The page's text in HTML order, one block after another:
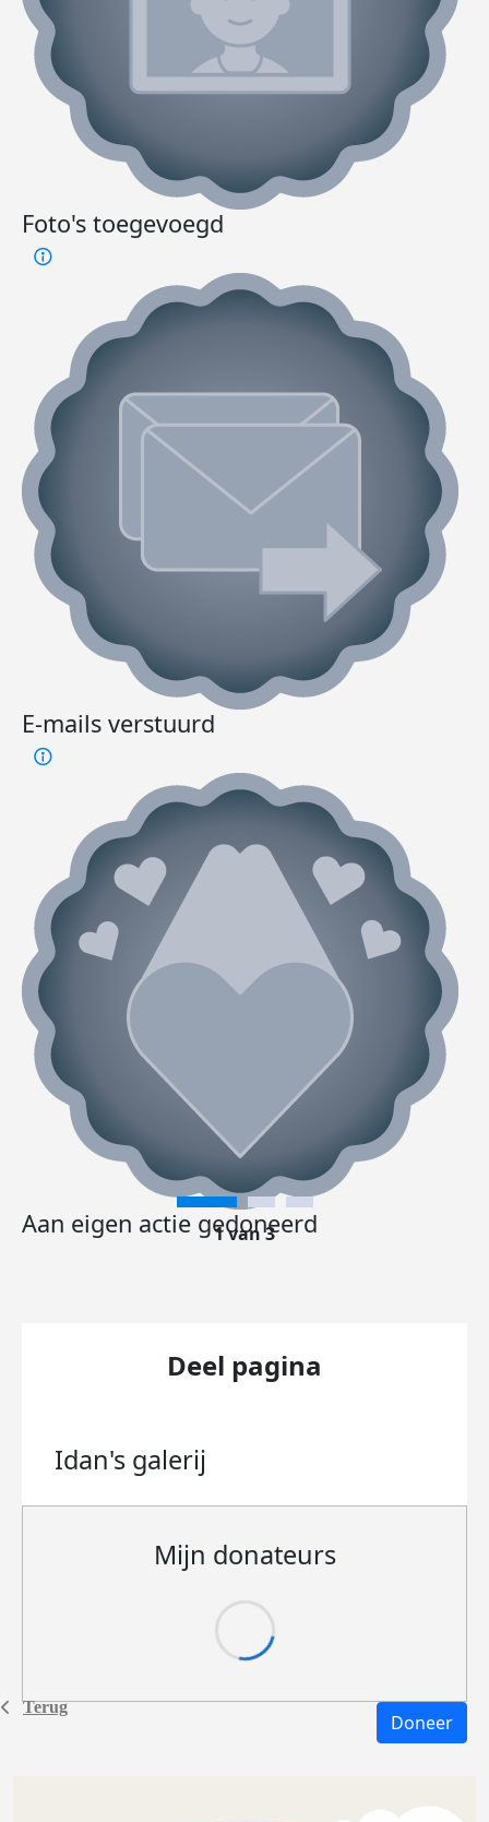
Terug
Foto's toegevoegd
E-mails verstuurd
Aan eigen actie gedoneerd
1 van 3
Deel pagina
Idan's galerij
Mijn donateurs
Doneer